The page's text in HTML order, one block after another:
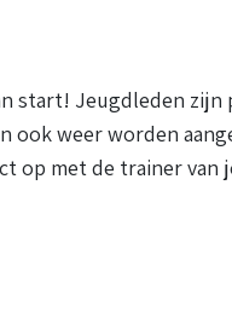
start! Jeugdleden zijn
weer worden
op met de trainer van